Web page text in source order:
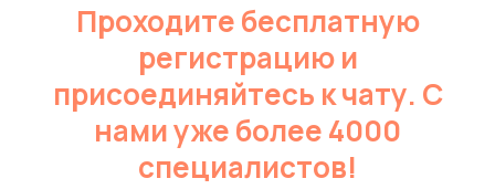
Проходите бесплатную
регистрацию и
присоединяйтесь к чату. С
нами уже более 4000
специалистов!